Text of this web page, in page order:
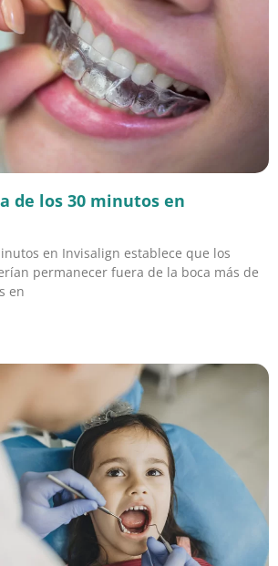
de los 30 minutos en
en Invisalign establece que los
permanecer fuera de la boca más de
en